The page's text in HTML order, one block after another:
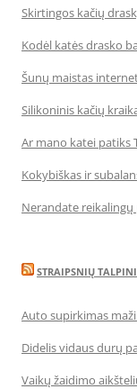
Skirtingos kačių
Kodėl katės drasko
Šunų maistas
Silikoninis kačių
Ar mano katei patiks
Kokybiškas ir
Nerandate
STRAIPSNIŲ
Auto supirkimas
Didelis vidaus durų
Vaikų žaidimo